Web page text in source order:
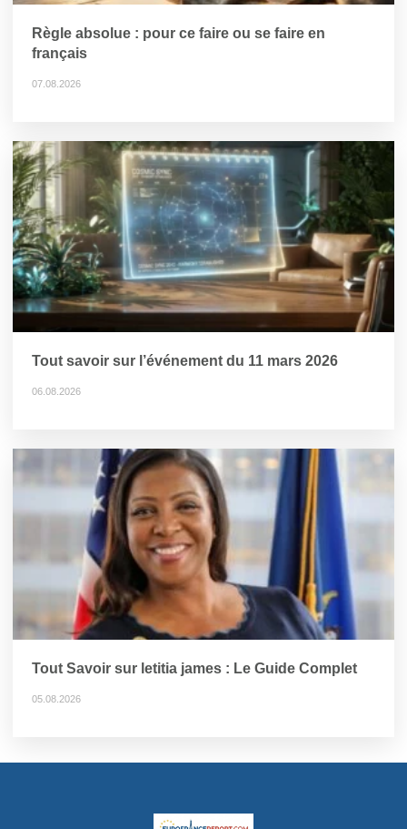
Règle absolue : pour ce faire ou se faire en
français
07.08.2026
Tout savoir sur l’événement du 11 mars 2026
06.08.2026
Tout Savoir sur letitia james : Le Guide Complet
05.08.2026